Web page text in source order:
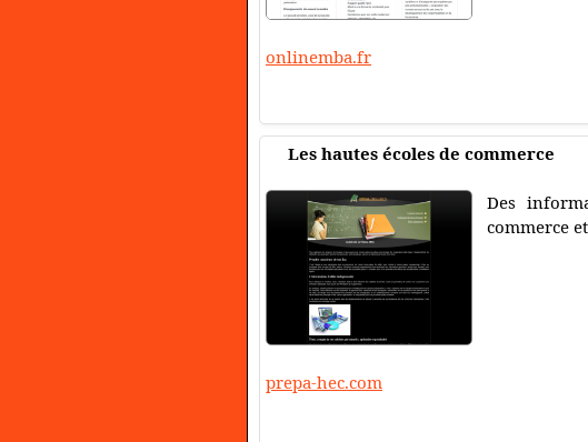
onlinemba.fr
Les hautes écoles de commerce
Des
commerce
prepa-hec.com